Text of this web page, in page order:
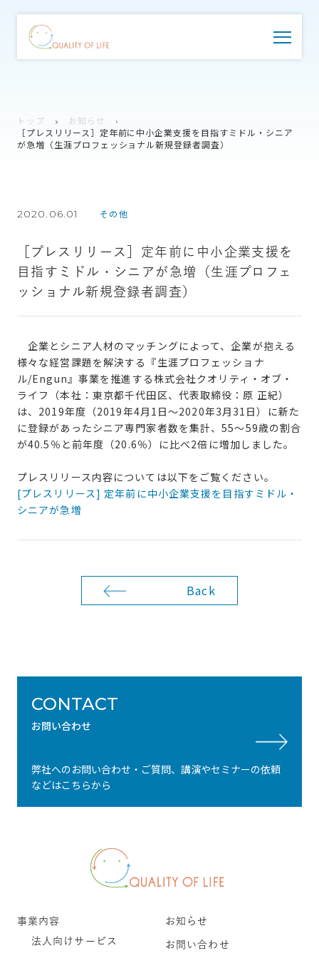
トップ
お知らせ
［プレスリリース］定年前に中小企業支援を目指すミドル・シニア
が急増（生涯プロフェッショナル新規登録者調査）
2020.06.01 その他
［プレスリリース］定年前に中小企業支援を
目指すミドル・シニアが急増（生涯プロフェ
ッショナル新規登録者調査）
企業とシニア人材のマッチングによって、企業が抱える
様々な経営課題を解決する『生涯プロフェッショナ
ル/Engun』事業を推進する株式会社クオリティ・オブ・
ライフ（本社：東京都千代田区、代表取締役：原 正紀）
は、2019年度（2019年4月1日～2020年3月31日）に新た
に登録があったシニア専門家者数を集計、55～59歳の割合
が40.5％と前年度（20.6％）に比べ2倍に増加しました。
プレスリリース内容については以下をご覧ください。
[プレスリリース] 定年前に中小企業支援を目指すミドル・
シニアが急増
Back
CONTACT
お問い合わせ
弊社へのお問い合わせ・ご質問、講演やセミナーの依頼
などはこちらから
事業内容
法人向けサービス
お知らせ
お問い合わせ